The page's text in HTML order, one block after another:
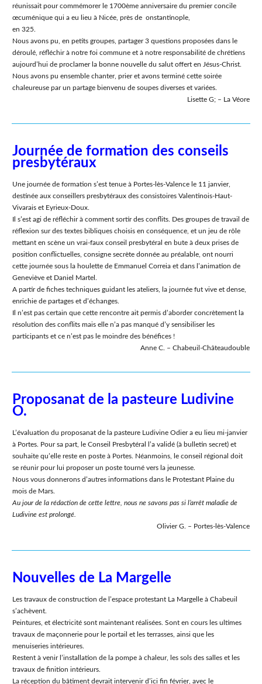
réunissait pour commémorer le 1700ème anniversaire du premier concile
œcuménique qui a eu lieu à Nicée, près de onstantinople,
en 325.
Nous avons pu, en petits groupes, partager 3 questions proposées dans le
déroulé, réfléchir à notre foi commune et à notre responsabilité de chrétiens
aujourd’hui de proclamer la bonne nouvelle du salut offert en Jésus-Christ.
Nous avons pu ensemble chanter, prier et avons terminé cette soirée
chaleureuse par un partage bienvenu de soupes diverses et variées.
Lisette G; – La Véore
Journée de formation des conseils
presbytéraux
Une journée de formation s’est tenue à Portes-lès-Valence le 11 janvier,
destinée aux conseillers presbytéraux des consistoires Valentinois-Haut-
Vivarais et Eyrieux-Doux.
Il s’est agi de réfléchir à comment sortir des conflits. Des groupes de travail de
réflexion sur des textes bibliques choisis en conséquence, et un jeu de rôle
mettant en scène un vrai-faux conseil presbytéral en bute à deux prises de
position conflictuelles, consigne secrète donnée au préalable, ont nourri
cette journée sous la houlette de Emmanuel Correia et dans l’animation de
Geneviève et Daniel Martel.
A partir de fiches techniques guidant les ateliers, la journée fut vive et dense,
enrichie de partages et d’échanges.
Il n’est pas certain que cette rencontre ait permis d’aborder concrètement la
résolution des conflits mais elle n’a pas manqué d’y sensibiliser les
participants et ce n’est pas le moindre des bénéfices !
Anne C. – Chabeuil-Châteaudouble
Proposanat de la pasteure Ludivine
O.
L’évaluation du proposanat de la pasteure Ludivine Odier a eu lieu mi-janvier
à Portes. Pour sa part, le Conseil Presbytéral l’a validé (à bulletin secret) et
souhaite qu’elle reste en poste à Portes. Néanmoins, le conseil régional doit
se réunir pour lui proposer un poste tourné vers la jeunesse.
Nous vous donnerons d’autres informations dans le Protestant Plaine du
mois de Mars.
Au jour de la rédaction de cette lettre, nous ne savons pas si l’arrêt maladie de
Ludivine est prolongé.
Olivier G. – Portes-lès-Valence
Nouvelles de La Margelle
Les travaux de construction de l’espace protestant La Margelle à Chabeuil
s’achèvent.
Peintures, et électricité sont maintenant réalisées. Sont en cours les ultimes
travaux de maçonnerie pour le portail et les terrasses, ainsi que les
menuiseries intérieures.
Restent à venir l’installation de la pompe à chaleur, les sols des salles et les
travaux de finition intérieurs.
La réception du bâtiment devrait intervenir d’ici fin février, avec le